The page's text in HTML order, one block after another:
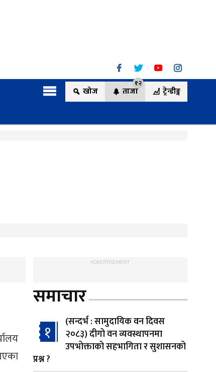
खोज ताजा
१२
ट्रेन्डीङ्ग
ADVERTISEMENT
समाचार
१
(सन्दर्भ : सामुदायिक वन दिवस
२०८३) दीगो वन व्यवस्थापनमा
उपभोक्ताको सहभागिता र सुशासनको
प्रश्न ?